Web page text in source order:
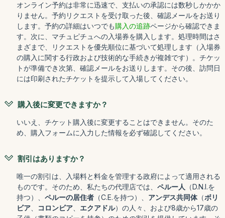
オンライン予約は非常に迅速で、支払いの承認には数秒しかかか
りません。予約リクエストを受け取った後、確認メールをお送り
します。予約の詳細はいつでも購入の追跡ページから確認できま
す。次に、マチュピチュへの入場券を購入します。処理時間はさ
まざまで、リクエストを優先順位に基づいて処理します（入場券
の購入に関する行政および技術的な手続きが複雑です）。チケッ
トが準備でき次第、確認メールをお送りします。その後、訪問日
には印刷されたチケットを提示して入場してください。
購入後に変更できますか？
いいえ、チケット購入後に変更することはできません。そのた
め、購入フォームに入力した情報を必ず確認してください。
割引はありますか？
唯一の割引は、入場料と料金を管理する政府によって適用される
ものです。そのため、私たちの代理店では、 ペルー人
（D.N.I.を
持つ）、 ペルーの居住者 （C.E.を持つ）、 アンデス共同体（ボリ
ビア
コロンビア エクアドル）の人々、および8歳から17歳の